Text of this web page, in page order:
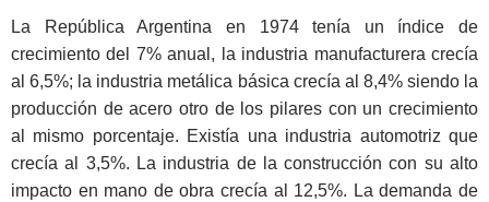
La República Argentina en 1974 tenía un índice de
crecimiento del 7% anual, la industria manufacturera crecía
al 6,5%; la industria metálica básica crecía al 8,4% siendo la
producción de acero otro de los pilares con un crecimiento
al mismo porcentaje. Existía una industria automotriz que
crecía al 3,5%. La industria de la construcción con su alto
impacto en mano de obra crecía al 12,5%. La demanda de